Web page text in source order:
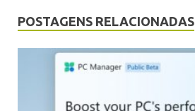
POSTAGENS RELACIONADAS